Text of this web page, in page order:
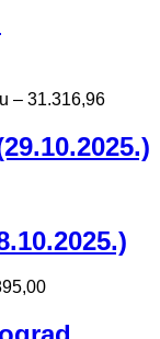
– 31.316,96